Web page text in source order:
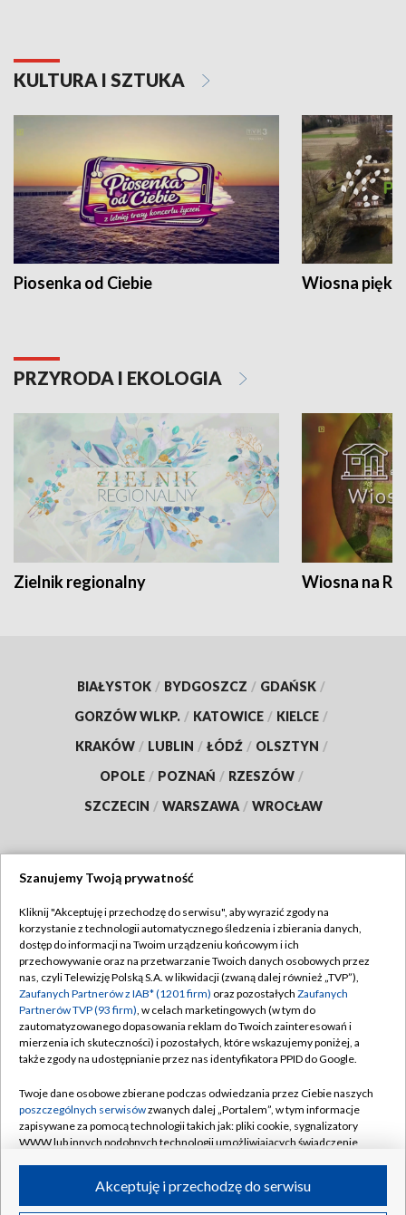
KULTURA I SZTUKA
Piosenka od Ciebie Wiosna
PRZYRODA I EKOLOGIA
Zielnik regionalny Wiosna na
BIAŁYSTOK / BYDGOSZCZ / GDAŃSK /
GORZÓW WLKP. / KATOWICE / KIELCE /
KRAKÓW / LUBLIN / ŁÓDŹ / OLSZTYN /
OPOLE / POZNAŃ / RZESZÓW /
SZCZECIN / WARSZAWA / WROCŁAW
TVP
Abonament TVP
Emisja w TVP
Centrum informacji TVP
Naziemna Telewizja Cyfrowa
Rada Programowa
System NOS
Informacje o nadawcy
Program dla prasy
Regulamin TVP
Polityka prywatności
Moje zgody
Pomoc
Kontakt
Kanały
Szanujemy Twoją prywatność
Kliknij "Akceptuję i przechodzę do serwisu", aby wyrazić zgody na
korzystanie z technologii automatycznego śledzenia i zbierania danych,
dostęp do informacji na Twoim urządzeniu końcowym i ich
przechowywanie oraz na przetwarzanie Twoich danych osobowych przez
nas, czyli Telewizję Polską S.A. w likwidacji (zwaną dalej również „TVP”),
Zaufanych Partnerów z IAB* (1201 firm) oraz pozostałych Zaufanych
Partnerów TVP (93 firm), w celach marketingowych (w tym do
zautomatyzowanego dopasowania reklam do Twoich zainteresowań i
mierzenia ich skuteczności) i pozostałych, które wskazujemy poniżej, a
także zgody na udostępnianie przez nas identyfikatora PPID do Google.
Twoje dane osobowe zbierane podczas odwiedzania przez Ciebie naszych
poszczególnych serwisówzwanych dalej „Portalem”, w tym informacje
zapisywane za pomocą technologii takich jak: pliki cookie, sygnalizatory
WWW lub innych podobnych technologii umożliwiających świadczenie
ruchu w Internecie.Akceptuję i przechodzę do serwisu